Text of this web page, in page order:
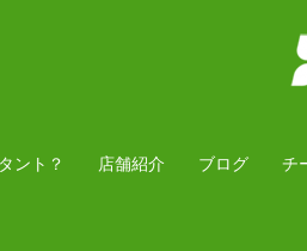
ント？ 店舗紹介 ブログ チ